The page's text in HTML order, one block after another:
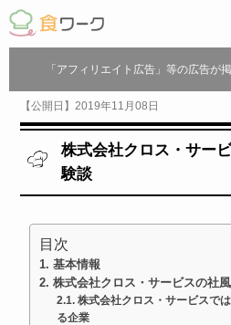
「アフィリエイト広告」等の広告が
【公開日】2019年11月08日
株式会社クロス・サー
験談
目次
基本情報
株式会社クロス・サービスの社
株式会社クロス・サービスで
る企業